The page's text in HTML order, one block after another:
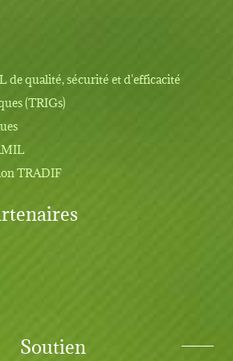
de qualité, sécurité et d'efficacité
(TRIGs)
TRADIF
Soutien